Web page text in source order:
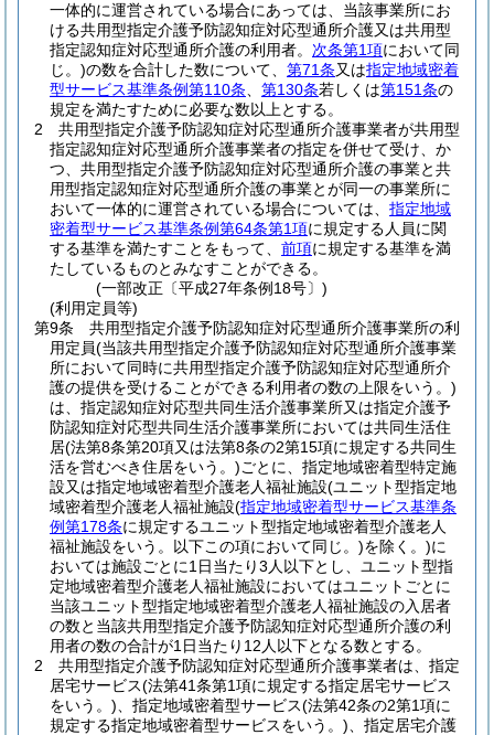
一体的に運営されている場合にあっては、当該事業所にお
ける共用型指定介護予防認知症対応型通所介護又は共用型
指定認知症対応型通所介護の利用者。 次条第1項において同
じ。)の数を合計した数について、 第71条又は指定地域密着
型サービス基準条例第110条
第130条若しくは第151条の
規定を満たすために必要な数以上とする。
2
共用型指定介護予防認知症対応型通所介護事業者が共用型
指定認知症対応型通所介護事業者の指定を併せて受け、か
つ、共用型指定介護予防認知症対応型通所介護の事業と共
用型指定認知症対応型通所介護の事業とが同一の事業所に
おいて一体的に運営されている場合については、 指定地域
密着型サービス基準条例第64条第1項に規定する人員に関
する基準を満たすことをもって、 前項に規定する基準を満
たしているものとみなすことができる。
(一部改正〔平成27年条例18号〕)
(利用定員等)
第9条
共用型指定介護予防認知症対応型通所介護事業所の利
用定員(当該共用型指定介護予防認知症対応型通所介護事業
所において同時に共用型指定介護予防認知症対応型通所介
護の提供を受けることができる利用者の数の上限をいう。)
は、指定認知症対応型共同生活介護事業所又は指定介護予
防認知症対応型共同生活介護事業所においては共同生活住
居(法第8条第20項又は法第8条の2第15項に規定する共同生
活を営むべき住居をいう。)ごとに、指定地域密着型特定施
設又は指定地域密着型介護老人福祉施設(ユニット型指定地
域密着型介護老人福祉施設(指定地域密着型サービス基準条
例第178条に規定するユニット型指定地域密着型介護老人
福祉施設をいう。以下この項において同じ。)を除く。)に
おいては施設ごとに1日当たり3人以下とし、ユニット型指
定地域密着型介護老人福祉施設においてはユニットごとに
当該ユニット型指定地域密着型介護老人福祉施設の入居者
の数と当該共用型指定介護予防認知症対応型通所介護の利
用者の数の合計が1日当たり12人以下となる数とする。
2
共用型指定介護予防認知症対応型通所介護事業者は、指定
居宅サービス(法第41条第1項に規定する指定居宅サービス
をいう。) 、指定地域密着型サービス(法第42条の2第1項に
規定する指定地域密着型サービスをいう。) 、指定居宅介護